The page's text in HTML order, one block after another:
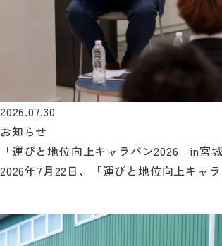
2026.07.30
お知らせ
「運びと地位向上キャラバン2026」in宮
2026年7月22日、「運びと地位向上キャ